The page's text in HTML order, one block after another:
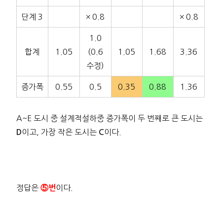
단계 3 × 0.8 × 0.8
합계 1.05
1.0
(0.6
수정)
1.05 1.68 3.36
증가폭 0.55 0.5 0.35 0.88 1.36
A~E 도시 중 설계적설하중 증가폭이 두 번째로 큰 도시는
D 이고, 가장 작은 도시는 C 이다.
정답은 ⑤번 이다.